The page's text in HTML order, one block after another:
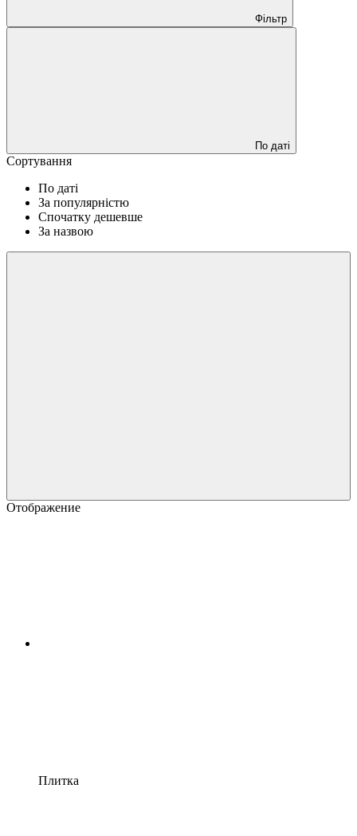
Фільтр
По даті
Сортування
По даті
За популярністю
Спочатку дешевше
За назвою
Отображение
Плитка